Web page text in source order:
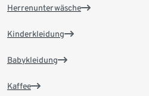
Herrenunterwäsche
Kinderkleidung
Babykleidung
Kaffee